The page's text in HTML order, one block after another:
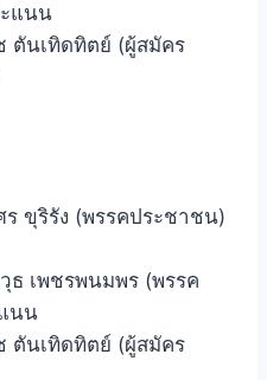
แนน
ตันเทิดทิตย์ (ผู้สมัคร
ขุริรัง (พรรคประชาชน)
ธ เพชรพนมพร (พรรค
นน
ตันเทิดทิตย์ (ผู้สมัคร